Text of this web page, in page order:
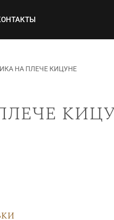
НА ПЛЕЧЕ КИЦУНЕ